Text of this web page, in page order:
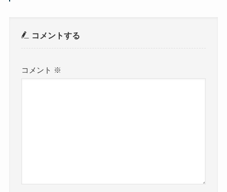
コメントする
コメント ※